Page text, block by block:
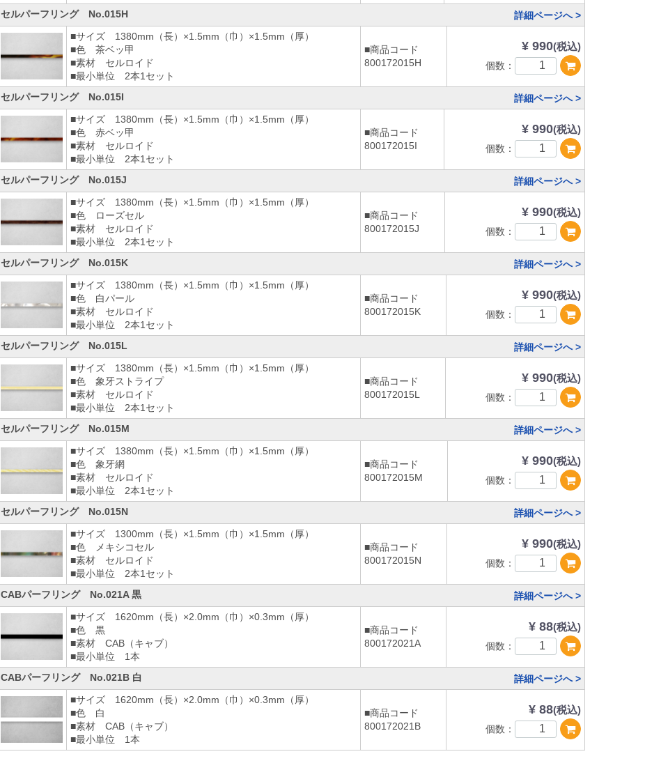
セルパーフリング No.015H
詳細ページへ >
■サイズ 1380mm（長）×1.5mm（巾）×1.5mm（厚）
■色 茶ベッ甲
■素材 セルロイド
■最小単位 2本1セット
■商品コード
800172015H
¥ 990(税込)
個数：
セルパーフリング No.015I
詳細ページへ >
■サイズ 1380mm（長）×1.5mm（巾）×1.5mm（厚）
■色 赤ベッ甲
■素材 セルロイド
■最小単位 2本1セット
■商品コード
800172015I
¥ 990(税込)
個数：
セルパーフリング No.015J
詳細ページへ >
■サイズ 1380mm（長）×1.5mm（巾）×1.5mm（厚）
■色 ローズセル
■素材 セルロイド
■最小単位 2本1セット
■商品コード
800172015J
¥ 990(税込)
個数：
セルパーフリング No.015K
詳細ページへ >
■サイズ 1380mm（長）×1.5mm（巾）×1.5mm（厚）
■色 白パール
■素材 セルロイド
■最小単位 2本1セット
■商品コード
800172015K
¥ 990(税込)
個数：
セルパーフリング No.015L
詳細ページへ >
■サイズ 1380mm（長）×1.5mm（巾）×1.5mm（厚）
■色 象牙ストライプ
■素材 セルロイド
■最小単位 2本1セット
■商品コード
800172015L
¥ 990(税込)
個数：
セルパーフリング No.015M
詳細ページへ >
■サイズ 1380mm（長）×1.5mm（巾）×1.5mm（厚）
■色 象牙網
■素材 セルロイド
■最小単位 2本1セット
■商品コード
800172015M
¥ 990(税込)
個数：
セルパーフリング No.015N
詳細ページへ >
■サイズ 1300mm（長）×1.5mm（巾）×1.5mm（厚）
■色 メキシコセル
■素材 セルロイド
■最小単位 2本1セット
■商品コード
800172015N
¥ 990(税込)
個数：
CABパーフリング No.021A 黒
詳細ページへ >
■サイズ 1620mm（長）×2.0mm（巾）×0.3mm（厚）
■色 黒
■素材 CAB（キャブ）
■最小単位 1本
■商品コード
800172021A
¥ 88(税込)
個数：
CABパーフリング No.021B 白
詳細ページへ >
■サイズ 1620mm（長）×2.0mm（巾）×0.3mm（厚）
■色 白
■素材 CAB（キャブ）
■最小単位 1本
■商品コード
800172021B
¥ 88(税込)
個数：